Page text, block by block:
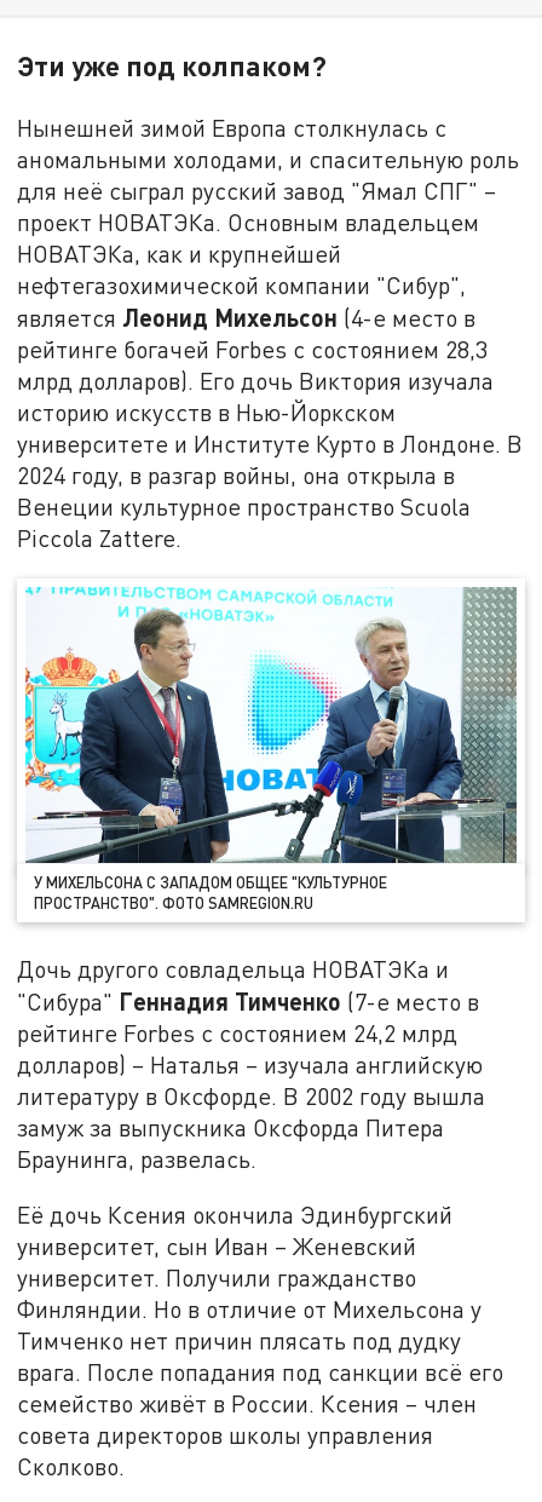
Эти уже под колпаком?
Нынешней зимой Европа столкнулась с
аномальными холодами, и спасительную роль
для неё сыграл русский завод "Ямал СПГ" –
проект НОВАТЭКа. Основным владельцем
НОВАТЭКа, как и крупнейшей
нефтегазохимической компании "Сибур",
является Леонид Михельсон (4-е место в
рейтинге богачей Forbes с состоянием 28,3
млрд долларов). Его дочь Виктория изучала
историю искусств в Нью-Йоркском
университете и Институте Курто в Лондоне. В
2024 году, в разгар войны, она открыла в
Венеции культурное пространство Scuola
Piccola Zattere.
У МИХЕЛЬСОНА С ЗАПАДОМ ОБЩЕЕ "КУЛЬТУРНОЕ
ПРОСТРАНСТВО". ФОТО SAMREGION.RU
Дочь другого совладельца НОВАТЭКа и
"Сибура" Геннадия Тимченко (7-е место в
рейтинге Forbes с состоянием 24,2 млрд
долларов) – Наталья – изучала английскую
литературу в Оксфорде. В 2002 году вышла
замуж за выпускника Оксфорда Питера
Браунинга, развелась.
Её дочь Ксения окончила Эдинбургский
университет, сын Иван – Женевский
университет. Получили гражданство
Финляндии. Но в отличие от Михельсона у
Тимченко нет причин плясать под дудку
врага. После попадания под санкции всё его
семейство живёт в России. Ксения – член
совета директоров школы управления
Сколково.